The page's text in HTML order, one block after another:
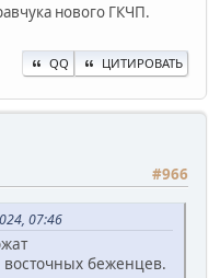
нового ГКЧП.
QQ ЦИТИРОВАТЬ
#966
07:46
беженцев.